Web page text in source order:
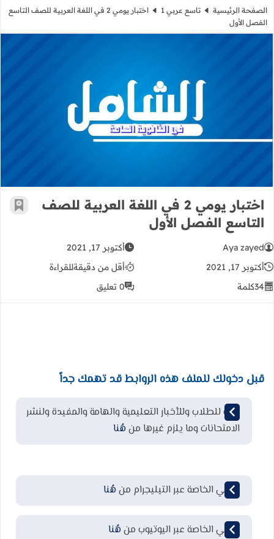
الصفحة الرئيسية تاسع عربي 1
اختبار يومي 2 في اللغة العربية للصف التاسع
الفصل الأول
اختبار يومي 2 في اللغة العربية للصف التاسع الفصل الأول
اختبار يومي 2 في اللغة العربية للصف
التاسع الفصل الأول
أضف
Aya zayed
أكتوبر 17, 2021
أكتوبر 17, 2021
أقل من دقيقةللقراءة
34كلمة 0 تعليق
قبل دخولك للملف هذه الروابط قد تهمك جداً
قناة للطلاب وللأخبار التعليمية والهامة والمفيدة ولنشر
الامتحانات وما يلزم غيرها من هُنا
قناتي الخاصة عبر التيليجرام من هُنا
قناتي الخاصة عبر اليوتيوب من هُنا